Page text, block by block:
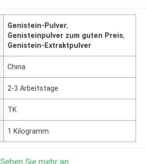
Genistein-Pulver,
Genisteinpulver zum guten Preis,
Genistein-Extraktpulver
China
2-3 Arbeitstage
TK
1 Kilogramm
Sehen Sie mehr an